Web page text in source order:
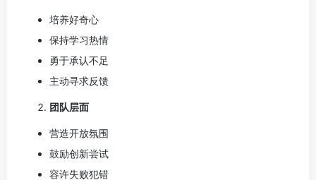
培养好奇心
保持学习热情
勇于承认不足
主动寻求反馈
团队层面
营造开放氛围
鼓励创新尝试
容许失败犯错